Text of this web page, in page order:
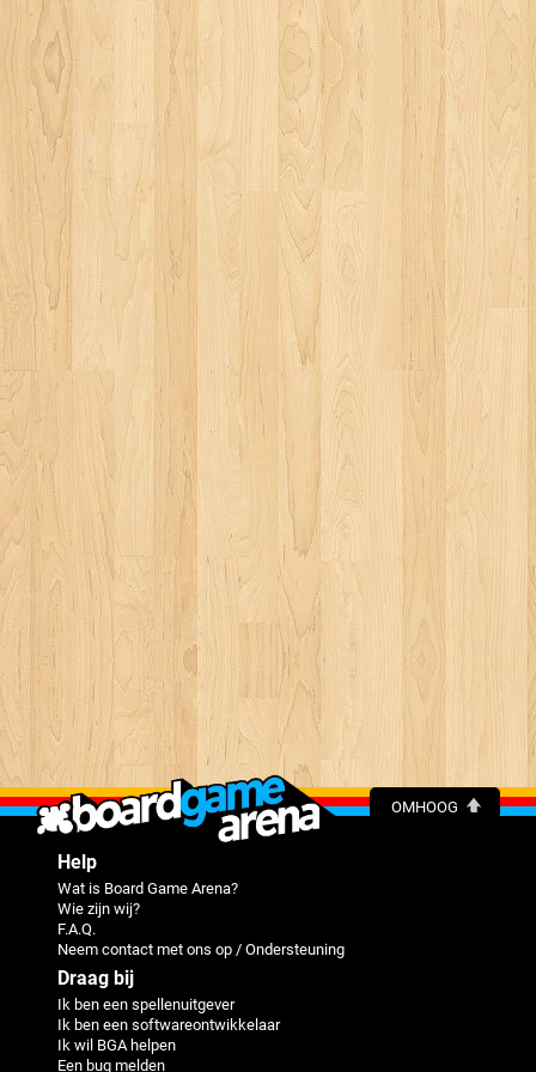
OMHOOG
Help
Wat is Board Game Arena?
Wie zijn wij?
F.A.Q.
Neem contact met ons op / Ondersteuning
Draag bij
Ik ben een spellenuitgever
Ik ben een softwareontwikkelaar
Ik wil BGA helpen
Een bug melden